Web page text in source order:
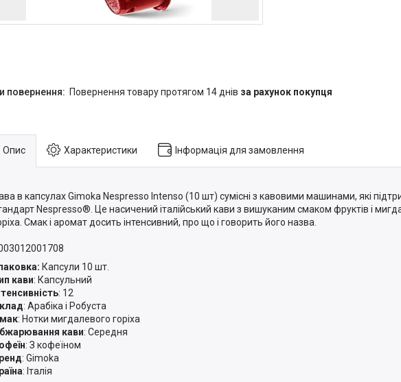
повернення товару протягом 14 днів за рахунок покупця
Опис Характеристики Інформація для замовлення
в капсулах Gimoka Nespresso Intenso (10 шт) сумісні з кавовими машинами, які
Nespresso®. Це насичений італійський кави з вишуканим смаком фруктів і
Смак і аромат досить інтенсивний, про що і говорить його назва.
Капсули 10 шт.
кави: Капсульний
: 12
: Арабіка і Робуста
: Нотки мигдалевого горіха
кави: Середня
: З кофеїном
: Gimoka
: Італія